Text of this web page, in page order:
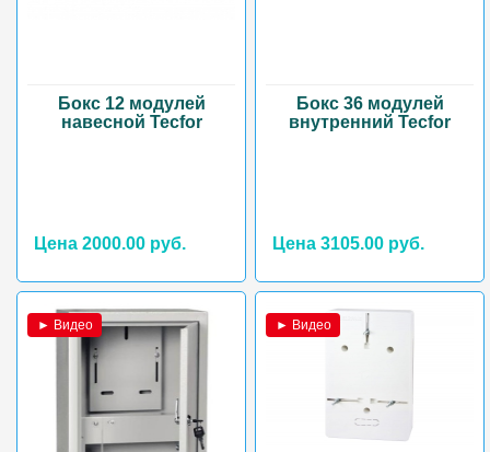
Бокс 12 модулей
навесной Tecfor
Цена 2000.00 руб.
Бокс 36 модулей
внутренний Tecfor
Цена 3105.00 руб.
► Видео ► Видео